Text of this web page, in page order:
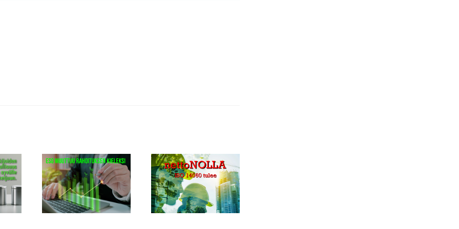
ESG-
yritys
sen
ISO 14060 tulee: mitä
suomalaisen
rakentamisen pitäisi
ymmärtää
nettonollasta?
VSME muuttuu kohti
toimivaa
raportointimallia